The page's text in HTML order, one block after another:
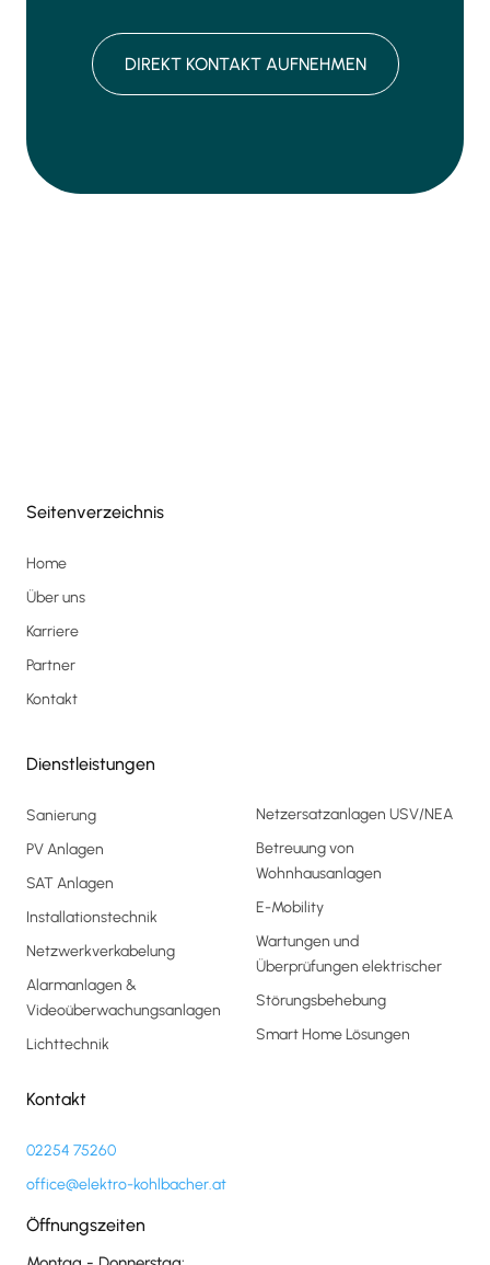
DIREKT KONTAKT AUFNEHMEN
Seitenverzeichnis
Home
Über uns
Karriere
Partner
Kontakt
Dienstleistungen
Sanierung
PV Anlagen
SAT Anlagen
Installationstechnik
Netzwerkverkabelung
Alarmanlagen &
Videoüberwachungsanlagen
Lichttechnik
Netzersatzanlagen USV/NEA
Betreuung von
Wohnhausanlagen
E-Mobility
Wartungen und
Überprüfungen elektrischer
Störungsbehebung
Smart Home Lösungen
Kontakt
02254 75260
office@elektro-kohlbacher.at
Öffnungszeiten